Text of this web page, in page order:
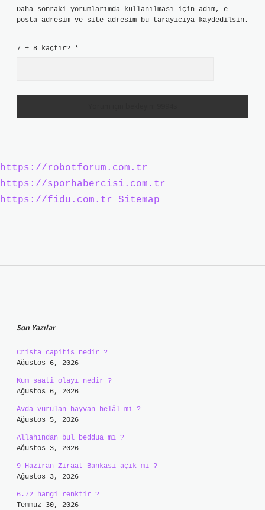
Daha sonraki yorumlarımda kullanılması için adım, e-
posta adresim ve site adresim bu tarayıcıya kaydedilsin.
7 + 8 kaçtır? *
https://robotforum.com.tr
https://sporhabercisi.com.tr
https://fidu.com.tr
Sitemap
Son Yazılar
Crista capitis nedir ?
Ağustos 6, 2026
Kum saati olayı nedir ?
Ağustos 6, 2026
Avda vurulan hayvan helâl mi ?
Ağustos 5, 2026
Allahından bul beddua mı ?
Ağustos 3, 2026
9 Haziran Ziraat Bankası açık mı ?
Ağustos 3, 2026
6.72 hangi renktir ?
Temmuz 30, 2026